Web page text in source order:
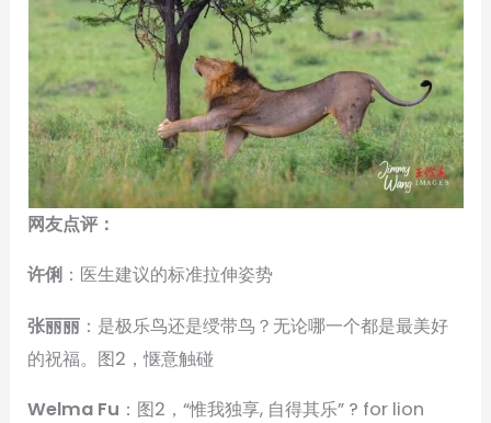
网友点评：
许俐 ：医生建议的标准拉伸姿势
张丽丽 ：是极乐鸟还是绶带鸟？无论哪一个都是最美好
的祝福。图2，惬意触碰
Welma Fu ：图2，“惟我独享, 自得其乐” ? for lion